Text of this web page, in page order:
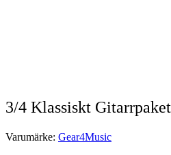
3/4 Klassiskt
Varumärke: Gear4Music